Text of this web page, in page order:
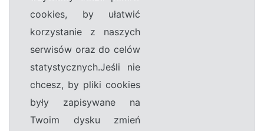
cookies, by ułatwić
korzystanie z naszych
serwisów oraz do celów
statystycznych.Jeśli nie
chcesz, by pliki cookies
były zapisywane na
Twoim dysku zmień